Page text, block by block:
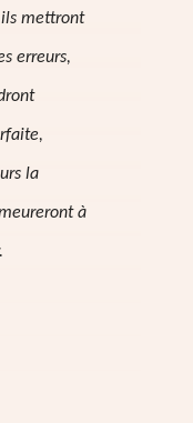
mettront
erreurs,
la
à